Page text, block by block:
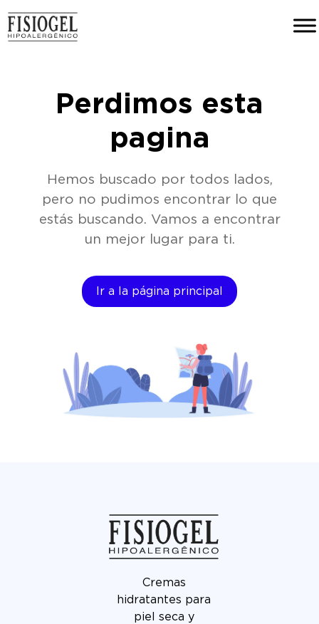
Perdimos esta
pagina
Hemos buscado por todos lados,
pero no pudimos encontrar lo que
estás buscando. Vamos a encontrar
un mejor lugar para ti.
Ir a la página principal
Cremas
hidratantes para
piel seca y